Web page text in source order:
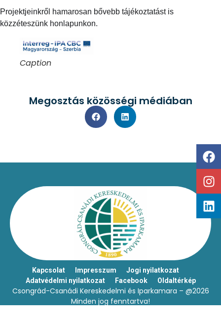
Projektjeinkről hamarosan bővebb tájékoztatást is
közzéteszünk honlapunkon.
Caption
Megosztás közösségi médiában
Kapcsolat Impresszum
Jogi nyilatkozat
Adatvédelmi nyilatkozat
Facebook Oldaltérkép
Csongrád-Csanádi Kereskedelmi és Iparkamara – @2026
Minden jog fenntartva!